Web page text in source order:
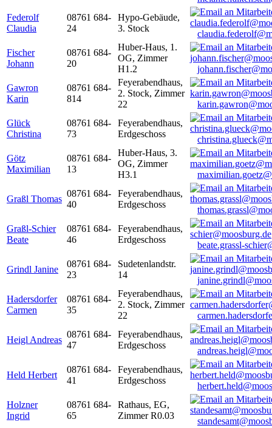
Federolf
Claudia
08761 684-
24
Hypo-Gebäude,
3. Stock
Fischer
Johann
08761 684-
20
Huber-Haus, 1.
OG, Zimmer
H1.2
Gawron
Karin
08761 684-
814
Feyerabendhaus,
2. Stock, Zimmer
22
Glück
Christina
08761 684-
73
Feyerabendhaus,
Erdgeschoss
Götz
Maximilian
08761 684-
13
Huber-Haus, 3.
OG, Zimmer
H3.1
Graßl Thomas
08761 684-
40
Feyerabendhaus,
Erdgeschoss
Graßl-Schier
Beate
08761 684-
46
Feyerabendhaus,
Erdgeschoss
beate.grassl-
Grindl Janine
08761 684-
23
Sudetenlandstr.
14
Hadersdorfer
Carmen
08761 684-
35
Feyerabendhaus,
2. Stock, Zimmer
22
Heigl Andreas
08761 684-
47
Feyerabendhaus,
Erdgeschoss
Held Herbert
08761 684-
41
Feyerabendhaus,
Erdgeschoss
Holzner
Ingrid
08761 684-
65
Rathaus, EG,
Zimmer R0.03